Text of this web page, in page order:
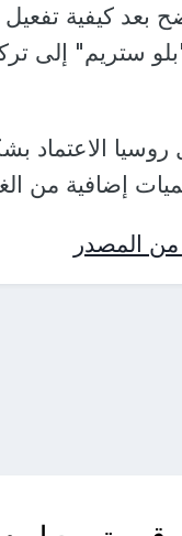
بعد كيفية
روسيا الاعتماد
إضافية من
من المصدر